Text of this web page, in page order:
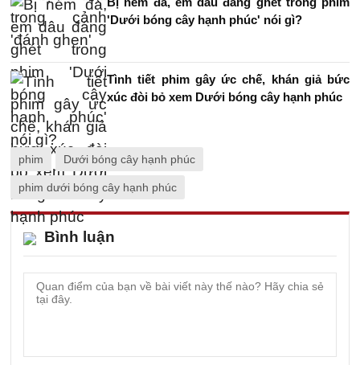
'Dưới bóng cây hạnh phúc' nói gì?
Tình tiết phim gây ức chế, khán giả bức
xúc đòi bỏ xem Dưới bóng cây hạnh phúc
phim Dưới bóng cây hạnh phúc
phim dưới bóng cây hạnh phúc
Bình luận